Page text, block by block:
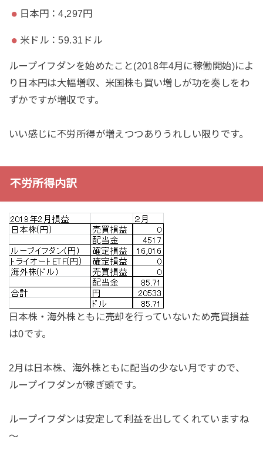
日本円：4,297円
米ドル：59.31ドル
ループイフダンを始めたこと(2018年4月に稼働開始)によ
り日本円は大幅増収、米国株も買い増しが功を奏しをわ
ずかですが増収です。
いい感じに不労所得が増えつつありうれしい限りです。
不労所得内訳
日本株・海外株ともに売却を行っていないため売買損益
は0です。
2月は日本株、海外株ともに配当の少ない月ですので、
ループイフダンが稼ぎ頭です。
ループイフダンは安定して利益を出してくれていますね
～